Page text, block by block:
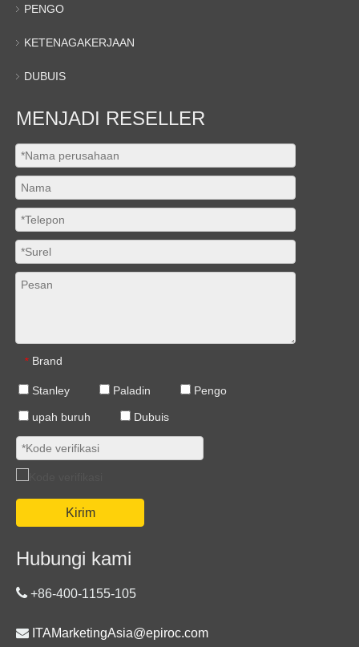
PENGO
KETENAGAKERJAAN
DUBUIS
MENJADI RESELLER
* Brand
Stanley Paladin Pengo
upah buruh Dubuis
Kirim
Hubungi kami
 +86-400-1155-105
 ITAMarketingAsia@epiroc.com